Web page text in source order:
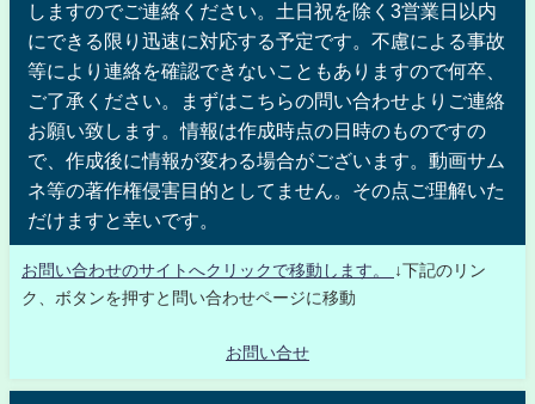
しますのでご連絡ください。土日祝を除く3営業日以内
にできる限り迅速に対応する予定です。不慮による事故
等により連絡を確認できないこともありますので何卒、
ご了承ください。まずはこちらの問い合わせよりご連絡
お願い致します。情報は作成時点の日時のものですの
で、作成後に情報が変わる場合がございます。動画サム
ネ等の著作権侵害目的としてません。その点ご理解いた
だけますと幸いです。
お問い合わせのサイトへクリックで移動します。
↓下記のリン
ク、ボタンを押すと問い合わせページに移動
お問い合せ